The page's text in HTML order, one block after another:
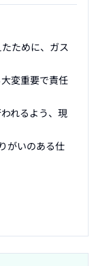
ために、ガス
変重要で責任
れるよう、現
がいのある仕